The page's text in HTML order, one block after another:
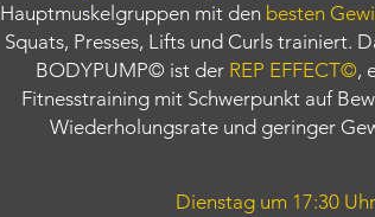
Hauptmuskelgruppen mit den besten
Squats, Presses, Lifts und Curls trainiert.
BODYPUMP© ist der REP EFFECT©,
Fitnesstraining mit Schwerpunkt auf
Wiederholungsrate und geringer
Dienstag um 17:30 Uhr